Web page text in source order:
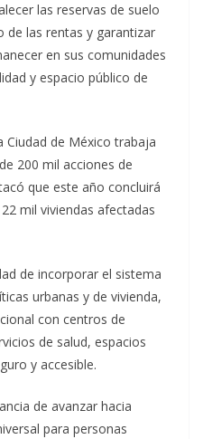
las reservas de suelo
de las rentas y garantizar
en sus comunidades
y espacio público de
de México trabaja
200 mil acciones de
que este año concluirá
mil viviendas afectadas
de incorporar el sistema
urbanas y de vivienda,
con centros de
de salud, espacios
y accesible.
de avanzar hacia
para personas